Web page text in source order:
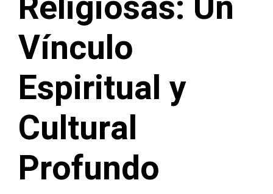
Vínculo
Espiritual y
Cultural
Profundo